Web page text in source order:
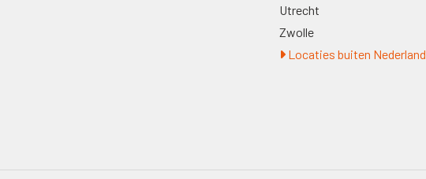
Utrecht
Zwolle
Locaties buiten Nederland